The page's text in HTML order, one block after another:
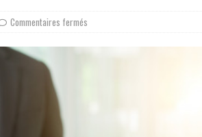
Commentaires fermés